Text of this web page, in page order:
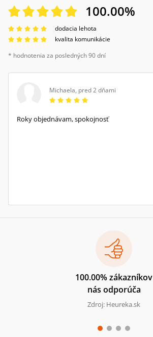
100.00%
dodacia lehota
kvalita komunikácie
* hodnotenia za posledných 90 dní
Michaela, pred 2 dňami
Roky objednávam, spokojnosť
100.00% zákazníkov
nás odporúča
Zdroj: Heureka.sk